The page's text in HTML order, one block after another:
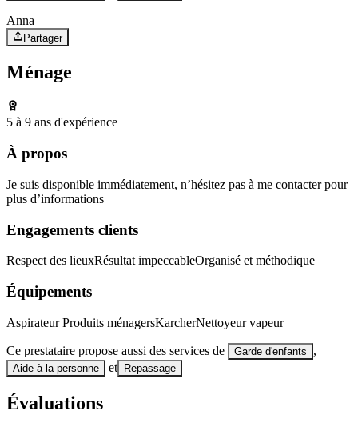
Anna
Partager
Ménage
5 à 9 ans d'expérience
À propos
Je suis disponible immédiatement, n’hésitez pas à me contacter pour
plus d’informations
Engagements clients
Respect des lieuxRésultat impeccableOrganisé et méthodique
Équipements
AspirateurProduits ménagersKarcherNettoyeur vapeur
Ce prestataire propose aussi des services de Garde d'enfants ,
Aide à la personne et Repassage
Évaluations